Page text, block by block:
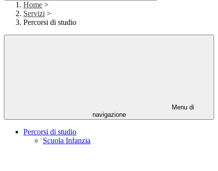
Home >
Servizi >
Percorsi di studio
Menu di
navigazione
Percorsi di studio
Scuola Infanzia